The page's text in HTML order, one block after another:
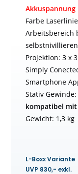
Akkuspannung
Farbe
Arbeitsbereich
Projektion: 3 x
Simply
Smartphone
Stativ Gewinde:
kompatibel mit
Gewicht: 1,3 kg
L-Boxx Variante
UVP 830,- exkl.